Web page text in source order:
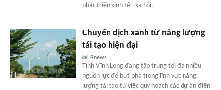
phát triển kinh tế - xã hội.
Chuyển dịch xanh từ năng lượng
tái tạo hiện đại
Bnews
Tỉnh Vĩnh Long đang tập trung tối đa nhiều
nguồn lực để bứt phá trong lĩnh vực năng
lượng tái tạo từ việc quy hoạch các dự án điện